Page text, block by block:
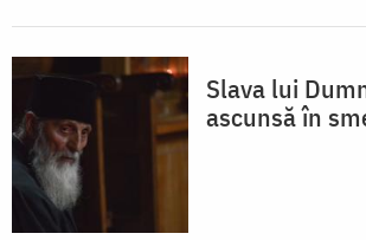
Slava lui
ascunsă în